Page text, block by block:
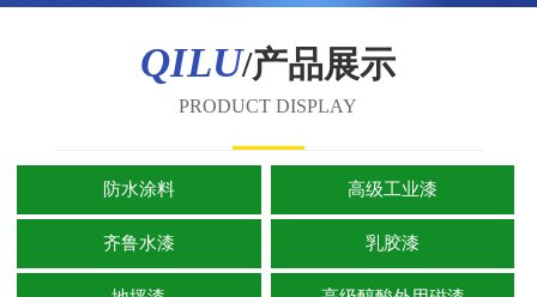
QILU/产品展示
PRODUCT DISPLAY
防水涂料 高级工业漆
齐鲁水漆 乳胶漆